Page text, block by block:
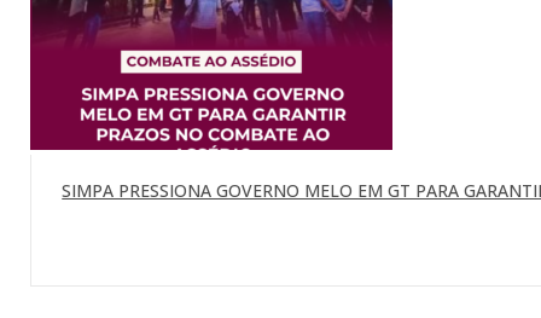
SIMPA PRESSIONA GOVERNO MELO EM GT PARA